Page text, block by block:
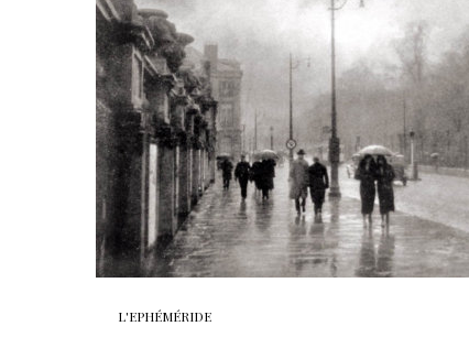
L'EPHÉMÉRIDE